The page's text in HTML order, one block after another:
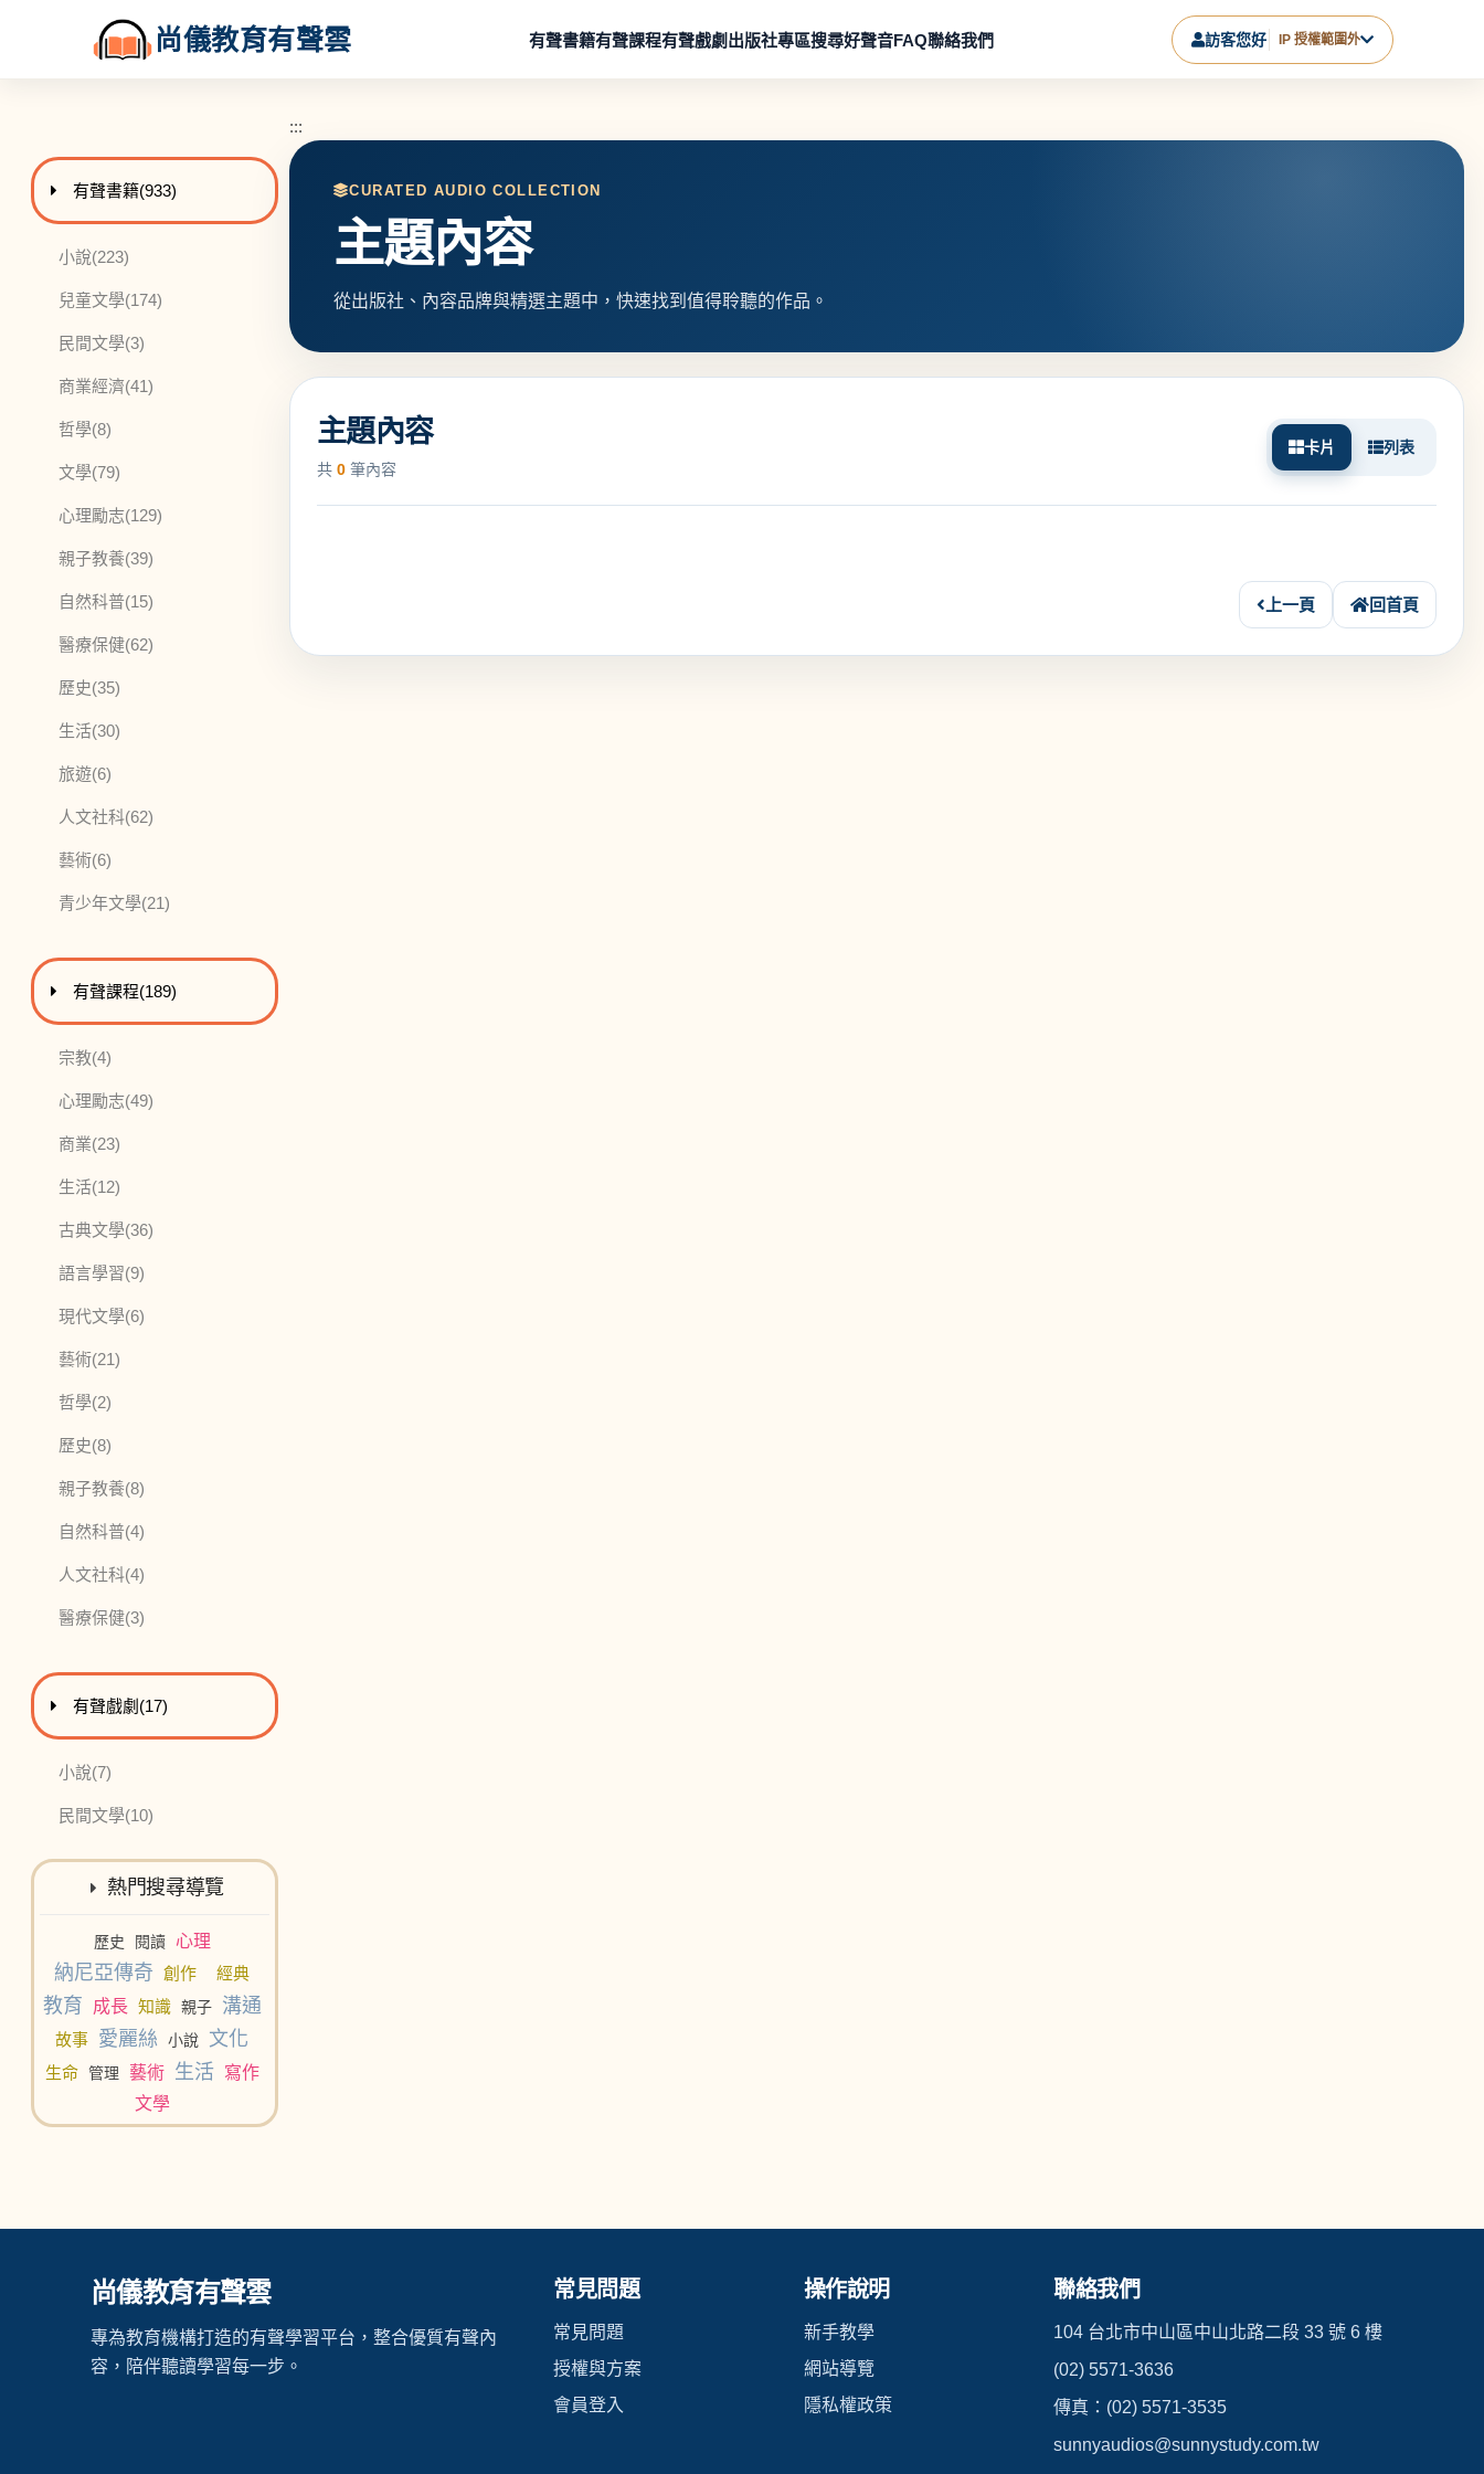
尚儀教育有聲雲 有聲書籍有聲課程有聲戲劇 出版社專區搜尋好聲音FAQ聯絡我們 訪客您好 IP 授權範圍外
進入
有聲書籍此分類有
(933)
小說此分類有
(223)
兒童文學此分類有
(174)
民間文學此分類有
(3)
商業經濟此分類有
(41)
哲學此分類有
(8)
文學此分類有
(79)
心理勵志此分類有
(129)
親子教養此分類有
(39)
自然科普此分類有
(15)
醫療保健此分類有
(62)
歷史此分類有
(35)
生活此分類有
(30)
旅遊此分類有
(6)
人文社科此分類有
(62)
藝術此分類有
(6)
青少年文學此分類有
(21)
進入
有聲課程此分類有
(189)
宗教此分類有
(4)
心理勵志此分類有
(49)
商業此分類有
(23)
生活此分類有
(12)
古典文學此分類有
(36)
語言學習此分類有
(9)
現代文學此分類有
(6)
藝術此分類有
(21)
哲學此分類有
(2)
歷史此分類有
(8)
親子教養此分類有
(8)
自然科普此分類有
(4)
人文社科此分類有
(4)
醫療保健此分類有
(3)
進入
有聲戲劇 此分類有
(17)
小說此分類有
(7)
民間文學此分類有
(10)
熱門搜尋導覽
歷史 閱讀 心理
納尼亞傳奇 創作 經典
教育 成長 知識 親子 溝通
故事 愛麗絲 小說 文化
生命 管理 藝術 生活
寫作
文學
:::
CURATED AUDIO COLLECTION
主題內容
從出版社、內容品牌與精選主題中，快速找到值得聆聽的作品。
主題內容
共0 筆內容
卡片 列表
上一頁 回首頁
尚儀教育有聲雲
專為教育機構打造的有聲學習平台，整合優質有聲內
容，陪伴聽讀學習每一步。
常見問題
常見問題
授權與方案
會員登入
操作說明
新手教學
網站導覽
隱私權政策
聯絡我們
104 台北市中山區中山北路二段 33 號 6 樓
(02) 5571-3636
傳真：(02) 5571-3535
sunnyaudios@sunnystudy.com.tw